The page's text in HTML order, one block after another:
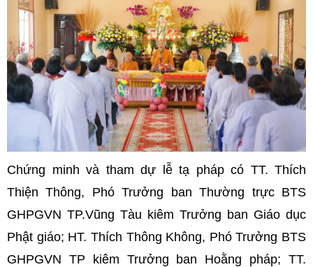
Chứng minh và tham dự lễ tạ pháp có TT. Thích
Thiện Thông, Phó Trưởng ban Thường trực BTS
GHPGVN TP.Vũng Tàu kiêm Trưởng ban Giáo dục
Phật giáo; HT. Thích Thông Không, Phó Trưởng BTS
GHPGVN TP kiêm Trưởng ban Hoằng pháp; TT.